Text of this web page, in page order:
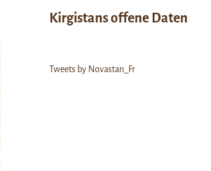
Kirgistans offene Daten
Tweets by Novastan_Fr